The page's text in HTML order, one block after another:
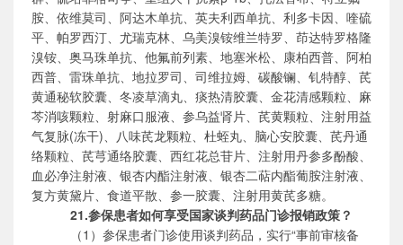
胺、依维莫司、阿达木单抗、英夫利西单抗、利多卡因、喹硫
平、帕罗西汀、尤瑞克林、乌美溴铵维兰特罗、茚达特罗格隆
溴铵、奥马珠单抗、他氟前列素、地塞米松、康柏西普、阿柏
西普、雷珠单抗、地拉罗司、司维拉姆、碳酸镧、钆特醇、芪
黄通秘软胶囊、冬凌草滴丸、痰热清胶囊、金花清感颗粒、麻
芩消咳颗粒、射麻口服液、参乌益肾片、芪黄颗粒、注射用益
气复脉(冻干)、八味芪龙颗粒、杜蛭丸、脑心安胶囊、芪丹通
络颗粒、芪芎通络胶囊、西红花总苷片、注射用丹参多酚酸、
血必净注射液、银杏内酯注射液、银杏二萜内酯葡胺注射液、
复方黄黛片、食道平散、参一胶囊、注射用黄芪多糖。
21.参保患者如何享受国家谈判药品门诊报销政策？
（1）参保患者门诊使用谈判药品，实行“事前审核备